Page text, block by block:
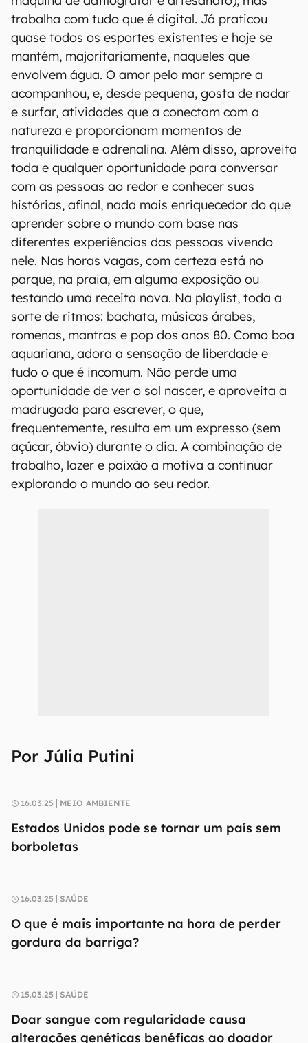
trabalha com tudo que é digital. Já praticou
quase todos os esportes existentes e hoje se
mantém, majoritariamente, naqueles que
envolvem água. O amor pelo mar sempre a
acompanhou, e, desde pequena, gosta de nadar
e surfar, atividades que a conectam com a
natureza e proporcionam momentos de
tranquilidade e adrenalina. Além disso, aproveita
toda e qualquer oportunidade para conversar
com as pessoas ao redor e conhecer suas
histórias, afinal, nada mais enriquecedor do que
aprender sobre o mundo com base nas
diferentes experiências das pessoas vivendo
nele. Nas horas vagas, com certeza está no
parque, na praia, em alguma exposição ou
testando uma receita nova. Na playlist, toda a
sorte de ritmos: bachata, músicas árabes,
romenas, mantras e pop dos anos 80. Como boa
aquariana, adora a sensação de liberdade e
tudo o que é incomum. Não perde uma
oportunidade de ver o sol nascer, e aproveita a
madrugada para escrever, o que,
frequentemente, resulta em um expresso (sem
açúcar, óbvio) durante o dia. A combinação de
trabalho, lazer e paixão a motiva a continuar
explorando o mundo ao seu redor.
Por Júlia Putini
16.03.25 MEIO AMBIENTE
Estados Unidos pode se tornar um país sem
borboletas
16.03.25 SAÚDE
O que é mais importante na hora de perder
gordura da barriga?
15.03.25 SAÚDE
Doar sangue com regularidade causa
alterações genéticas benéficas ao doador